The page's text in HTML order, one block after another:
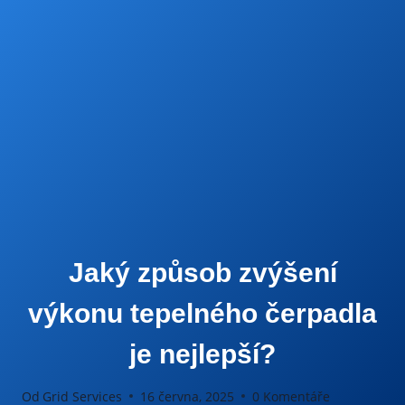
Jaký způsob zvýšení
výkonu tepelného čerpadla
je nejlepší?
Od Grid Services 16 června, 2025 0 Komentáře